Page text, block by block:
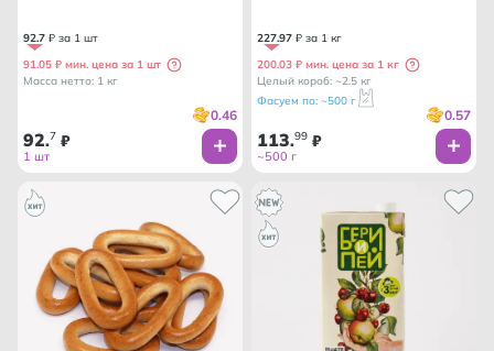
92.7 ₽ за 1 шт
91.05 ₽ мин. цена за 1 шт
Масса нетто: 1 кг
0.46
92.7 ₽
1 шт
227.97 ₽ за 1 кг
200.03 ₽ мин. цена за 1 кг
Целый короб: ~2.5 кг
Фасуем по: ~500 г
0.57
113.99 ₽
~500 г